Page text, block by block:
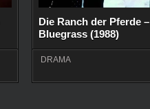
Die Ranch der Pferde –
Bluegrass (1988)
DRAMA